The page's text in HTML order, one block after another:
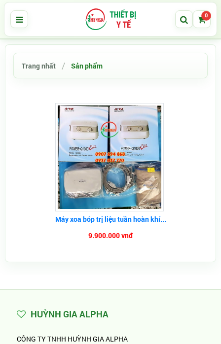
0
Trang nhất Sản phẩm
Máy xoa bóp trị liệu tuần hoàn khí...
9.900.000 vnđ
HUỲNH GIA ALPHA
CÔNG TY TNHH HUỲNH GIA ALPHA